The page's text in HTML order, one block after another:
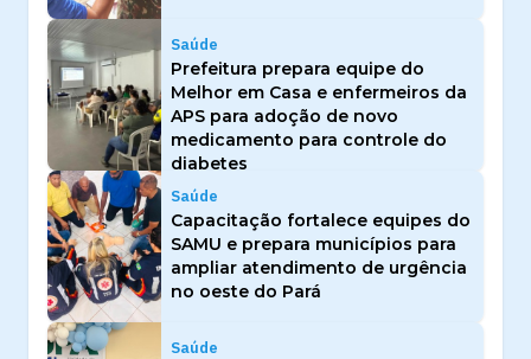
Saúde
Prefeitura prepara equipe do
Melhor em Casa e enfermeiros da
APS para adoção de novo
medicamento para controle do
diabetes
Saúde
Capacitação fortalece equipes do
SAMU e prepara municípios para
ampliar atendimento de urgência
no oeste do Pará
Saúde